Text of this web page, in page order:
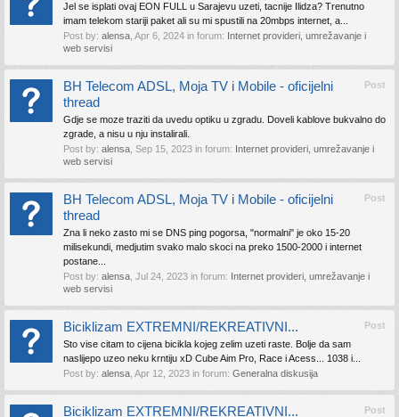
Jel se isplati ovaj EON FULL u Sarajevu uzeti, tacnije Ilidza? Trenutno
imam telekom stariji paket ali su mi spustili na 20mbps internet, a...
Post by: alensa Apr 6, 2024 in forum: Internet provideri, umrežavanje i
web servisi
Post
BH Telecom ADSL, Moja TV i Mobile - oficijelni
thread
Gdje se moze traziti da uvedu optiku u zgradu. Doveli kablove bukvalno do
zgrade, a nisu u nju instalirali.
Post by: alensa Sep 15, 2023 in forum: Internet provideri, umrežavanje i
web servisi
Post
BH Telecom ADSL, Moja TV i Mobile - oficijelni
thread
Zna li neko zasto mi se DNS ping pogorsa, "normalni" je oko 15-20
milisekundi, medjutim svako malo skoci na preko 1500-2000 i internet
postane...
Post by: alensa Jul 24, 2023 in forum: Internet provideri, umrežavanje i
web servisi
Post
Biciklizam EXTREMNI/REKREATIVNI...
Sto vise citam to cijena bicikla kojeg zelim uzeti raste. Bolje da sam
naslijepo uzeo neku krntiju xD Cube Aim Pro, Race i Acess... 1038 i...
Post by: alensa Apr 12, 2023 in forum: Generalna diskusija
Post
Biciklizam EXTREMNI/REKREATIVNI...